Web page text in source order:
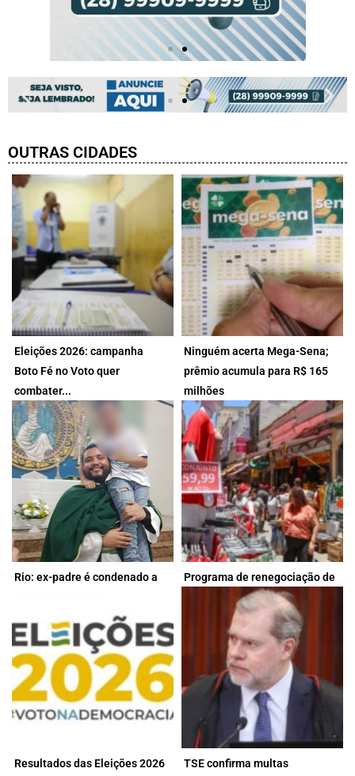
OUTRAS CIDADES
Eleições 2026: campanha
Boto Fé no Voto quer
combater...
Iniciativa reúne comunidades de
fé e entidades ecumênicas
Combater...
7 de agosto de 2026
Ninguém acerta Mega-Sena;
prêmio acumula para R$ 165
milhões
Dezenas sorteadas foram: 16 -
21 - 24 -...
7 de agosto de 2026
Rio: ex-padre é condenado a
Padrasto também é acusado de
7 de agosto de 2026
Programa de renegociação de
dívidas é prorrogado até 31...
Medida foi oficializada no Diário
Oficial da União deste...
5 de agosto de 2026
Resultados das Eleições 2026
TSE confirma multas